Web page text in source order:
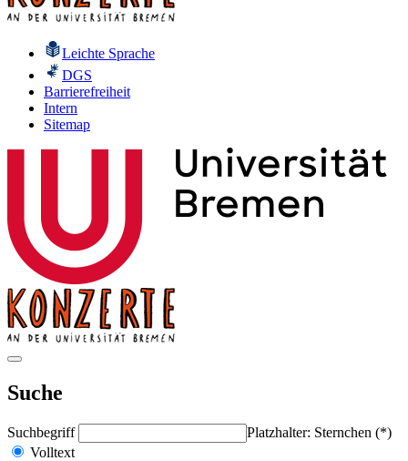
Leichte Sprache
DGS
Barrierefreiheit
Intern
Sitemap
Suche
Suchbegriff
Platzhalter: Sternchen (*)
Volltext